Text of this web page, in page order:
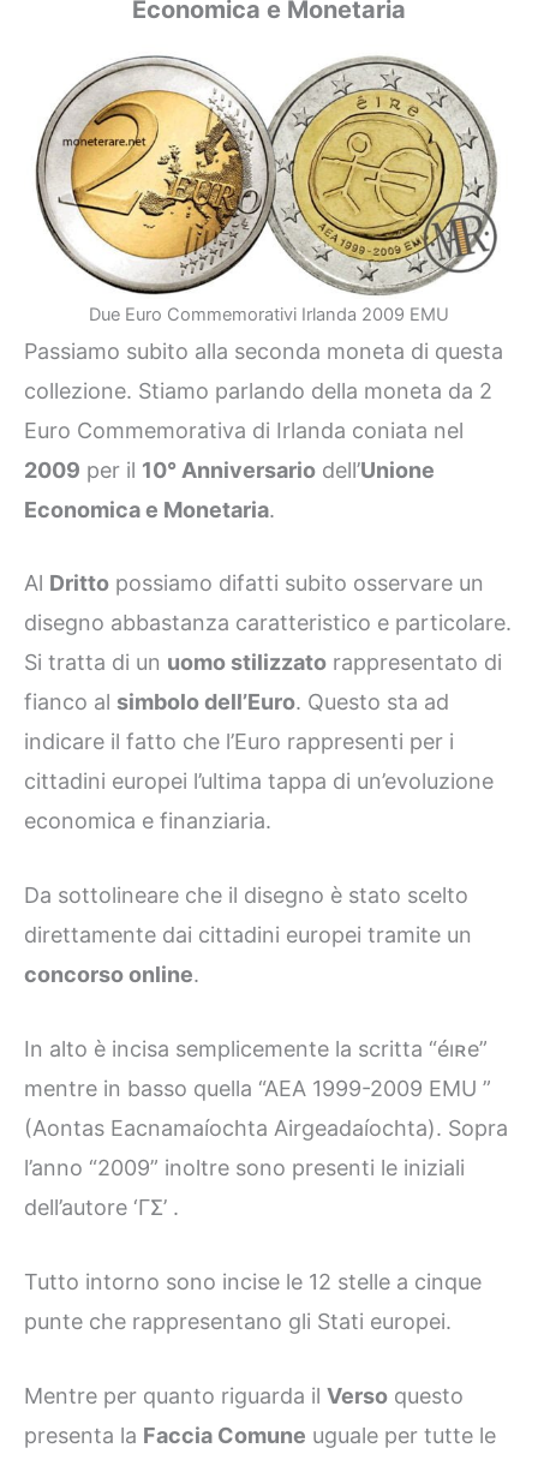
Economica e Monetaria
Due Euro Commemorativi Irlanda 2009 EMU
Passiamo subito alla seconda moneta di questa
collezione. Stiamo parlando della moneta da 2
Euro Commemorativa di Irlanda coniata nel
2009 per il 10° Anniversario dell’Unione
Economica e Monetaria.
Al Dritto possiamo difatti subito osservare un
disegno abbastanza caratteristico e particolare.
Si tratta di un uomo stilizzato rappresentato di
fianco al simbolo dell’Euro. Questo sta ad
indicare il fatto che l’Euro rappresenti per i
cittadini europei l’ultima tappa di un’evoluzione
economica e finanziaria.
Da sottolineare che il disegno è stato scelto
direttamente dai cittadini europei tramite un
concorso online.
In alto è incisa semplicemente la scritta “éıʀe”
mentre in basso quella “AEA 1999-2009 EMU ”
(Aontas Eacnamaíochta Airgeadaíochta). Sopra
l’anno “2009” inoltre sono presenti le iniziali
dell’autore ‘ΓΣ’ .
Tutto intorno sono incise le 12 stelle a cinque
punte che rappresentano gli Stati europei.
Mentre per quanto riguarda il Verso questo
presenta la Faccia Comune uguale per tutte le